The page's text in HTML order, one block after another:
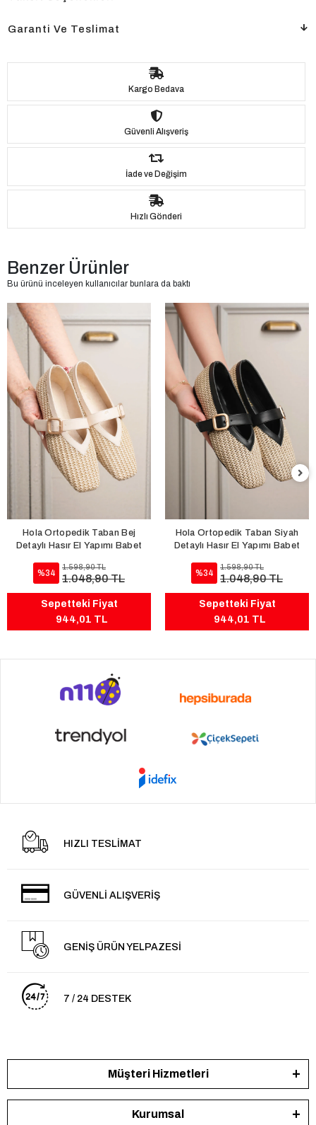
Garanti Ve Teslimat
Kargo Bedava
Güvenli Alışveriş
İade ve Değişim
Hızlı Gönderi
Benzer Ürünler
Bu ürünü inceleyen kullanıcılar bunlara da baktı
Hola Ortopedik Taban Bej
Detaylı Hasır El Yapımı Babet
%34
1.598,90 TL
1.048,90 TL
Sepetteki Fiyat
944,01 TL
Hola Ortopedik Taban Siyah
Detaylı Hasır El Yapımı Babet
%34
1.598,90 TL
1.048,90 TL
Sepetteki Fiyat
944,01 TL
HIZLI TESLİMAT
GÜVENLİ ALIŞVERİŞ
GENİŞ ÜRÜN YELPAZESİ
7 / 24 DESTEK
Müşteri Hizmetleri
Kurumsal